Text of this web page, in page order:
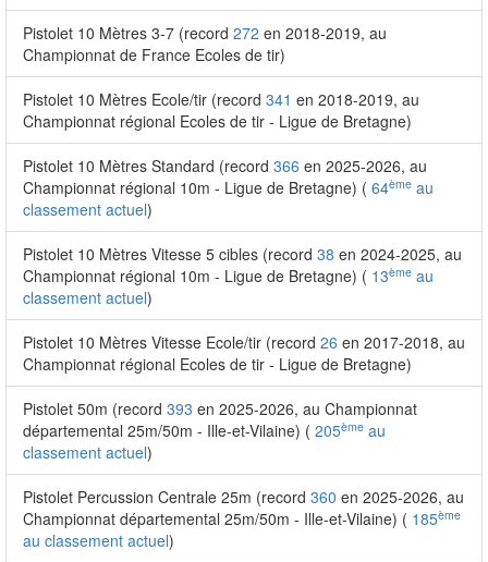
Pistolet 10 Mètres 3-7 (record 272 en 2018-2019, au
Championnat de France Ecoles de tir)
Pistolet 10 Mètres Ecole/tir (record 341 en 2018-2019, au
Championnat régional Ecoles de tir - Ligue de Bretagne)
Pistolet 10 Mètres Standard (record 366 en 2025-2026, au
Championnat régional 10m - Ligue de Bretagne) ( 64ème au
classement actuel)
Pistolet 10 Mètres Vitesse 5 cibles (record 38 en 2024-2025, au
Championnat régional 10m - Ligue de Bretagne) ( 13ème au
classement actuel)
Pistolet 10 Mètres Vitesse Ecole/tir (record 26 en 2017-2018, au
Championnat régional Ecoles de tir - Ligue de Bretagne)
Pistolet 50m (record 393 en 2025-2026, au Championnat
départemental 25m/50m - Ille-et-Vilaine) ( 205ème au
classement actuel)
Pistolet Percussion Centrale 25m (record 360 en 2025-2026, au
Championnat départemental 25m/50m - Ille-et-Vilaine) ( 185ème
au classement actuel)